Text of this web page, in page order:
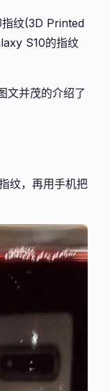
指纹(3D Printed
S10的指纹
文并茂的介绍了
纹，再用手机把